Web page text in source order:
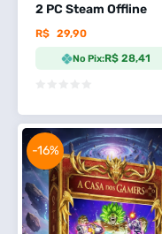
2 PC Steam Offline
R$ 29,90
No Pix:R$ 28,41
-16%